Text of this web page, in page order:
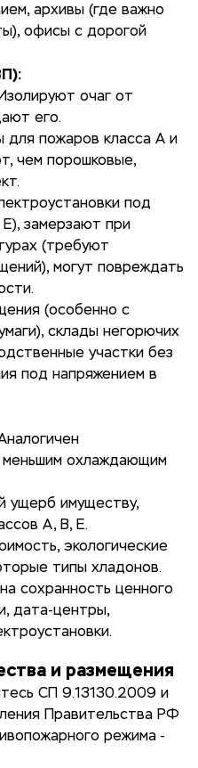
архивы (где важно
офисы с дорогой
очаг от
его.
пожаров класса А и
чем порошковые,
под
замерзают при
(требуют
могут повреждать
(особенно с
склады негорючих
участки без
под напряжением в
меньшим охлаждающим
ущерб имуществу,
А, В, Е.
экологические
типы хладонов.
сохранность ценного
дата-центры,
и размещения
СП 9.13130.2009 и
Правительства РФ
режима -